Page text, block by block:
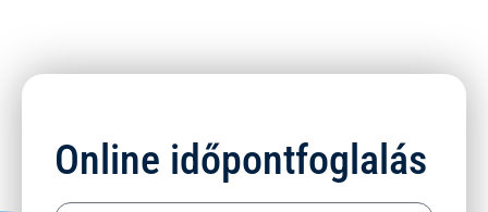
Online időpontfoglalás